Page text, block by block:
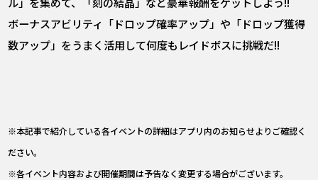
ボーナスアビリティ「ドロップ確率アップ」や「ドロップ獲得
数アップ」をうまく活用して何度もレイドボスに挑戦だ!!
※本記事で紹介している各イベントの詳細はアプリ内のお知らせよりご確認く
ださい。
※各イベント内容および開催期間は予告なく変更する場合がございます。